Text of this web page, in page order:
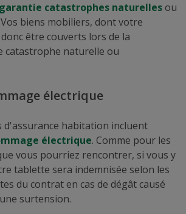
garantie catastrophes naturelles ou
biens mobiliers, dont votre
être couverts lors de la
catastrophe naturelle ou
électrique
d'assurance habitation incluent
électrique. Comme pour les
vous pourriez rencontrer, si vous y
tablette sera indemnisée selon les
du contrat en cas de dégât causé
surtension.